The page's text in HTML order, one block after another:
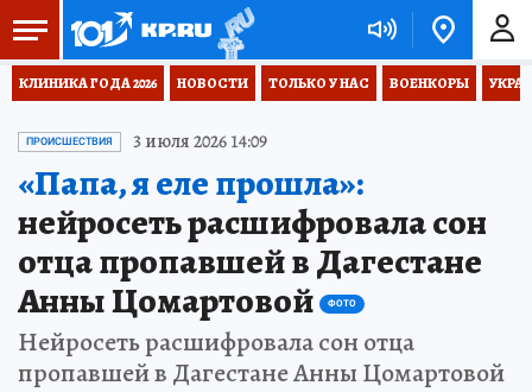
КЛИНИКА ГОДА 2026 НОВОСТИ ТОЛЬКО У НАС ВОЕНКОРЫ
ПРОИСШЕСТВИЯ 3 июля 2026 14:09
«Папа, я еле прошла»:
нейросеть расшифровала сон
отца пропавшей в Дагестане
Анны Цомартовой
ФОТО
Нейросеть расшифровала сон отца
пропавшей в Дагестане Анны Цомартовой